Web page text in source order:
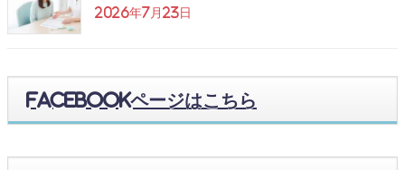
2026年7月23日
Facebookページはこちら